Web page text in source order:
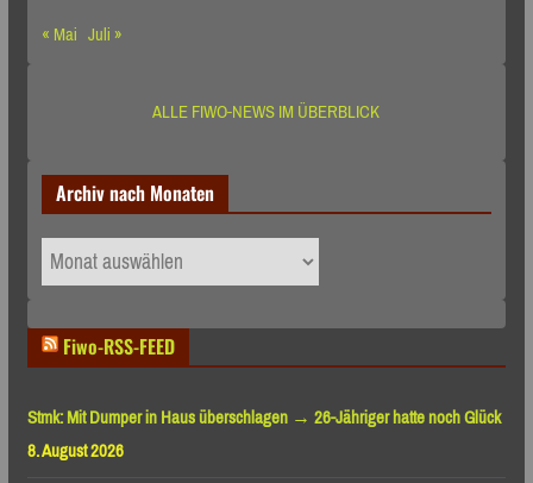
« Mai Juli »
ALLE FIWO-NEWS IM ÜBERBLICK
Archiv nach Monaten
Archiv
nach
Fiwo-RSS-FEED
Stmk: Mit Dumper in Haus überschlagen → 26-Jähriger hatte noch Glück
8. August 2026